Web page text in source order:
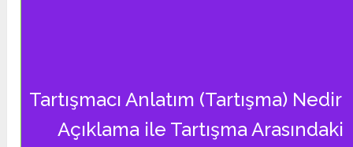
Tartışmacı Anlatım (Tartışma) Nedir
Açıklama ile Tartışma Arasındaki